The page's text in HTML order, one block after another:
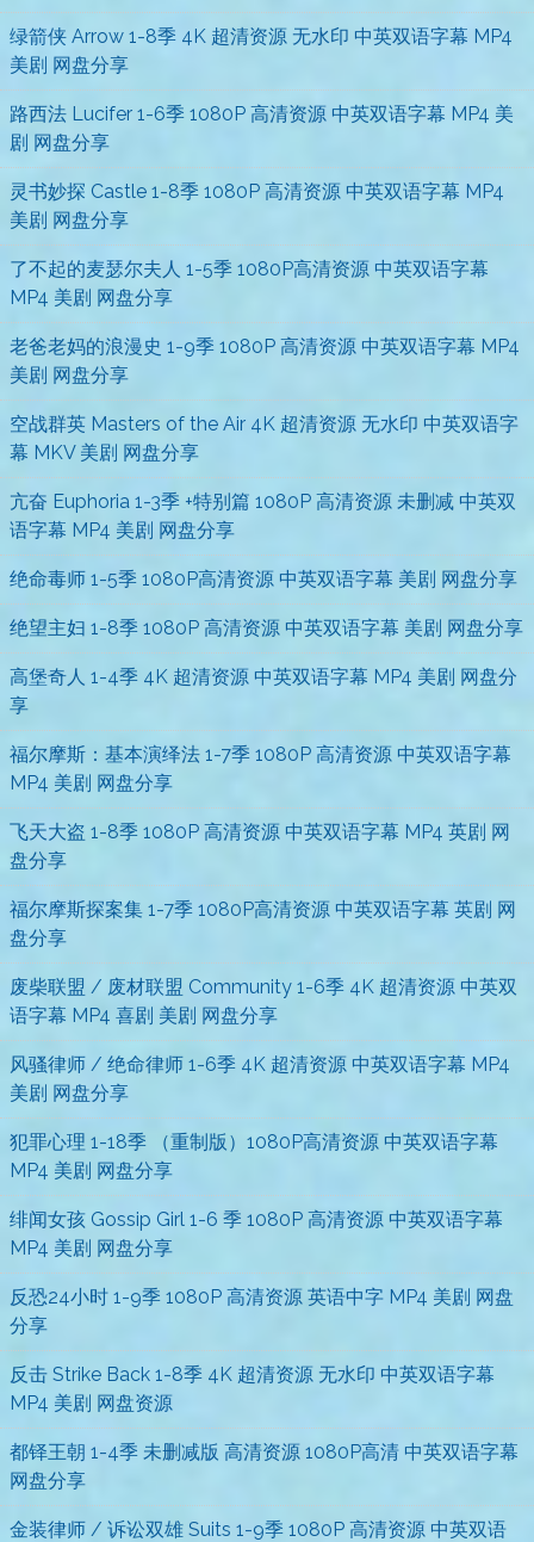
绿箭侠 Arrow 1-8季 4K 超清资源 无水印 中英双语字幕 MP4
美剧 网盘分享
路西法 Lucifer 1-6季 1080P 高清资源 中英双语字幕 MP4 美
剧 网盘分享
灵书妙探 Castle 1-8季 1080P 高清资源 中英双语字幕 MP4
美剧 网盘分享
了不起的麦瑟尔夫人 1-5季 1080P高清资源 中英双语字幕
MP4 美剧 网盘分享
老爸老妈的浪漫史 1-9季 1080P 高清资源 中英双语字幕 MP4
美剧 网盘分享
空战群英 Masters of the Air 4K 超清资源 无水印 中英双语字
幕 MKV 美剧 网盘分享
亢奋 Euphoria 1-3季 +特别篇 1080P 高清资源 未删减 中英双
语字幕 MP4 美剧 网盘分享
绝命毒师 1-5季 1080P高清资源 中英双语字幕 美剧 网盘分享
绝望主妇 1-8季 1080P 高清资源 中英双语字幕 美剧 网盘分享
高堡奇人 1-4季 4K 超清资源 中英双语字幕 MP4 美剧 网盘分
享
福尔摩斯：基本演绎法 1-7季 1080P 高清资源 中英双语字幕
MP4 美剧 网盘分享
飞天大盗 1-8季 1080P 高清资源 中英双语字幕 MP4 英剧 网
盘分享
福尔摩斯探案集 1-7季 1080P高清资源 中英双语字幕 英剧 网
盘分享
废柴联盟 / 废材联盟 Community 1-6季 4K 超清资源 中英双
语字幕 MP4 喜剧 美剧 网盘分享
风骚律师 / 绝命律师 1-6季 4K 超清资源 中英双语字幕 MP4
美剧 网盘分享
犯罪心理 1-18季 （重制版）1080P高清资源 中英双语字幕
MP4 美剧 网盘分享
绯闻女孩 Gossip Girl 1-6 季 1080P 高清资源 中英双语字幕
MP4 美剧 网盘分享
反恐24小时 1-9季 1080P 高清资源 英语中字 MP4 美剧 网盘
分享
反击 Strike Back 1-8季 4K 超清资源 无水印 中英双语字幕
MP4 美剧 网盘资源
都铎王朝 1-4季 未删减版 高清资源 1080P高清 中英双语字幕
网盘分享
金装律师 / 诉讼双雄 Suits 1-9季 1080P 高清资源 中英双语